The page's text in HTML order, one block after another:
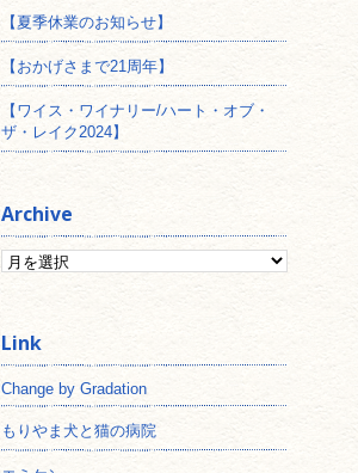
【夏季休業のお知らせ】
【おかげさまで21周年】
【ワイス・ワイナリー/ハート・オブ・
ザ・レイク2024】
Archive
Change by Gradation
もりやま犬と猫の病院